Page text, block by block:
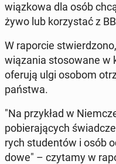
wiąz­ko­wa dla osób
żywo lub ko­rzy­stać z
W ra­por­cie
wią­za­nia sto­so­wa­ne w
oferują ulgi osobom
państwa.
"Na przy­kład w
po­bie­ra­ją­cych
rych stu­den­tów i osób
do­we" – czytamy w